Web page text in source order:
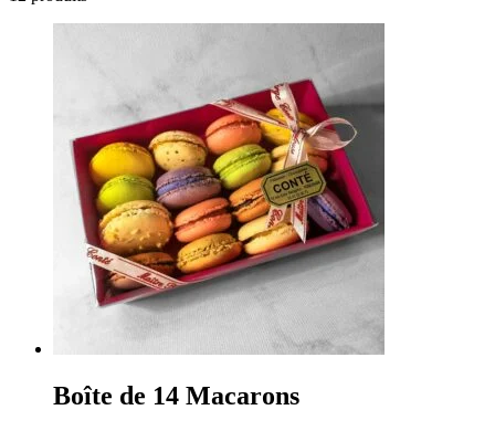
Boîte de 14 Macarons